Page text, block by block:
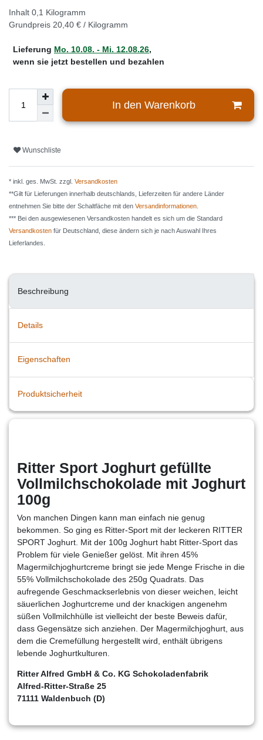
Inhalt 0,1 Kilogramm
Grundpreis 20,40 € / Kilogramm
Lieferung Mo. 10.08. - Mi. 12.08.26,
wenn sie jetzt bestellen und bezahlen
In den Warenkorb
Wunschliste
* inkl. ges. MwSt. zzgl. Versandkosten
**Gilt für Lieferungen innerhalb deutschlands, Lieferzeiten für andere Länder
entnehmen Sie bitte der Schaltfäche mit den Versandinformationen
*** Bei den ausgewiesenen Versandkosten handelt es sich um die Standard
Versandkosten für Deutschland, diese ändern sich je nach Auswahl Ihres
Lieferlandes.
Beschreibung
Details
Eigenschaften
Produktsicherheit
Ritter Sport Joghurt gefüllte
Vollmilchschokolade mit Joghurt
100g
Von manchen Dingen kann man einfach nie genug
bekommen. So ging es Ritter-Sport mit der leckeren RITTER
SPORT Joghurt. Mit der 100g Joghurt habt Ritter-Sport das
Problem für viele Genießer gelöst. Mit ihren 45%
Magermilchjoghurtcreme bringt sie jede Menge Frische in die
55% Vollmilchschokolade des 250g Quadrats. Das
aufregende Geschmackserlebnis von dieser weichen, leicht
säuerlichen Joghurtcreme und der knackigen angenehm
süßen Vollmilchhülle ist vielleicht der beste Beweis dafür,
dass Gegensätze sich anziehen. Der Magermilchjoghurt, aus
dem die Cremefüllung hergestellt wird, enthält übrigens
lebende Joghurtkulturen.
Ritter Alfred GmbH & Co. KG Schokoladenfabrik
Alfred-Ritter-Straße 25
71111 Waldenbuch (D)